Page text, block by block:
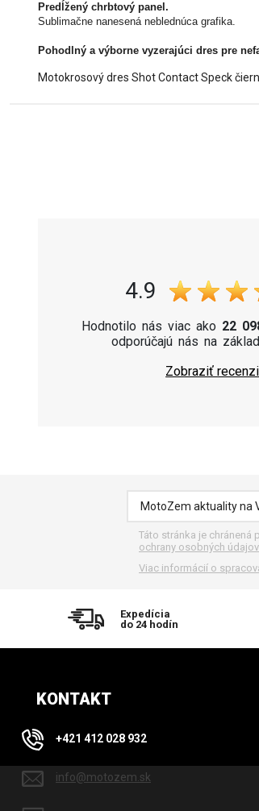
Predĺžený chrbtový panel.
Sublimačne nanesená neblednúca grafika.
Pohodlný a výborne vyzerajúci dres pre
Motokrosový dres Shot Contact Speck
4.9
Hodnotilo nás viac ako 22
odporúčajú nás na
Zobraziť
Táto stránka je chránená
ochrany osobných
Viac informácií o
Expedícia
do 24 hodín
KONTAKT
+421 412 028 932
info@motozem.sk